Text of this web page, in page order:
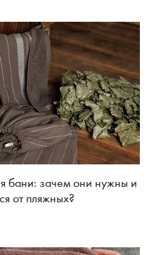
бани: зачем они нужны и
от пляжных?